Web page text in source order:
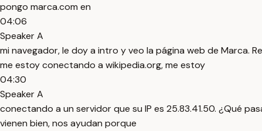
pongo marca.com en
04:06
Speaker A
mi navegador, le doy a intro y veo la página web de Marca.
me estoy conectando a wikipedia.org, me estoy
04:30
Speaker A
conectando a un servidor que su IP es 25.83.41.50. ¿Qué
vienen bien, nos ayudan porque